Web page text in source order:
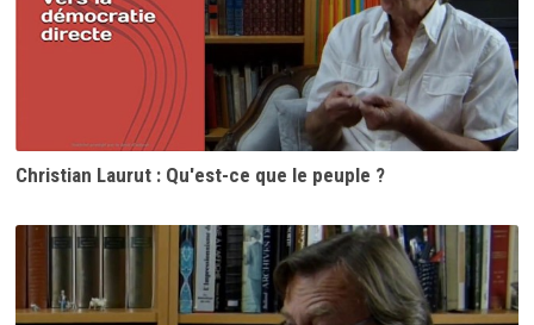
Christian Laurut : Qu'est-ce que le peuple ?